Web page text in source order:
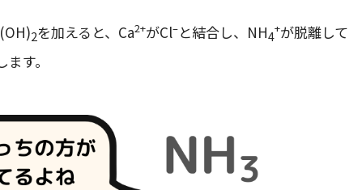
2を加えると、Ca2+がCl–と結合し、NH4+が脱離して
す。